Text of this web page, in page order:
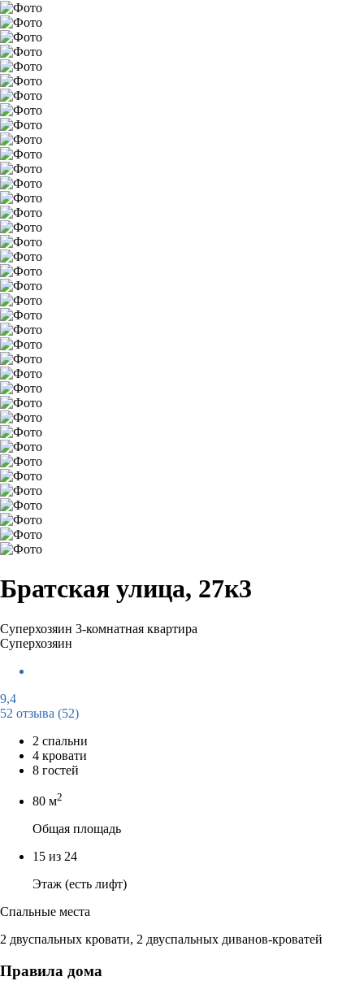
Братская улица, 27к3
Суперхозяин 3-комнатная квартира
Суперхозяин
9,4
52 отзыва (52)
2 спальни
4 кровати
8 гостей
80 м2
Общая площадь
15 из 24
Этаж (есть лифт)
Спальные места
2 двуспальных кровати, 2 двуспальных диванов-кроватей
Правила дома